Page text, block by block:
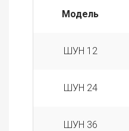
Модель
ШУН 12
ШУН 24
ШУН 36